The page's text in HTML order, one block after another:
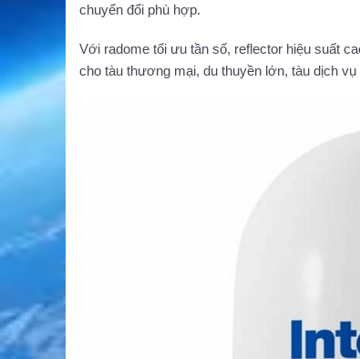
chuyển đổi phù hợp.
Với radome tối ưu tần số, reflector hiệu suất
cho tàu thương mại, du thuyền lớn, tàu dịch